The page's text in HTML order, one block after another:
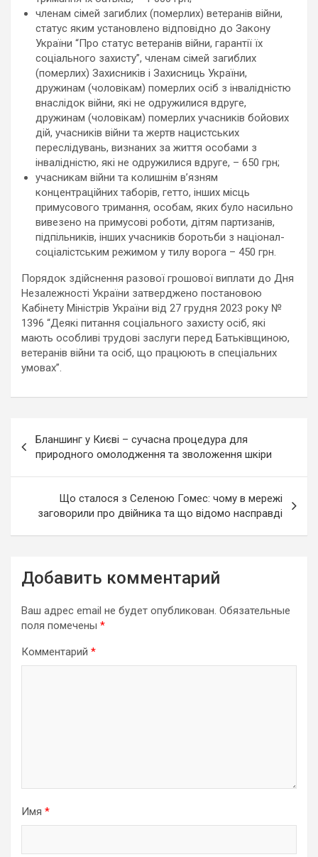
членам сімей загиблих (померлих) ветеранів війни,
статус яким установлено відповідно до Закону
України “Про статус ветеранів війни, гарантії їх
соціального захисту”, членам сімей загиблих
(померлих) Захисників і Захисниць України,
дружинам (чоловікам) померлих осіб з інвалідністю
внаслідок війни, які не одружилися вдруге,
дружинам (чоловікам) померлих учасників бойових
дій, учасників війни та жертв нацистських
переслідувань, визнаних за життя особами з
інвалідністю, які не одружилися вдруге, – 650 грн;
учасникам війни та колишнім в’язням
концентраційних таборів, гетто, інших місць
примусового тримання, особам, яких було насильно
вивезено на примусові роботи, дітям партизанів,
підпільників, інших учасників боротьби з націонал-
соціалістським режимом у тилу ворога – 450 грн.
Порядок здійснення разової грошової виплати до Дня
Незалежності України затверджено постановою
Кабінету Міністрів України від 27 грудня 2023 року №
1396 “Деякі питання соціального захисту осіб, які
мають особливі трудові заслуги перед Батьківщиною,
ветеранів війни та осіб, що працюють в спеціальних
умовах”.
по
записям
Бланшинг у Києві – сучасна процедура для
природного омолодження та зволоження шкіри
Що сталося з Селеною Гомес: чому в мережі
заговорили про двійника та що відомо насправді
Добавить комментарий
Ваш адрес email не будет опубликован. Обязательные
поля помечены *
Комментарий *
Имя *